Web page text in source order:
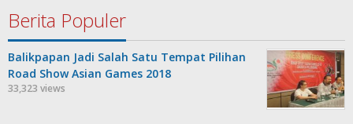
Berita Populer
Balikpapan Jadi Salah Satu Tempat Pilihan
Road Show Asian Games 2018
33,323 views